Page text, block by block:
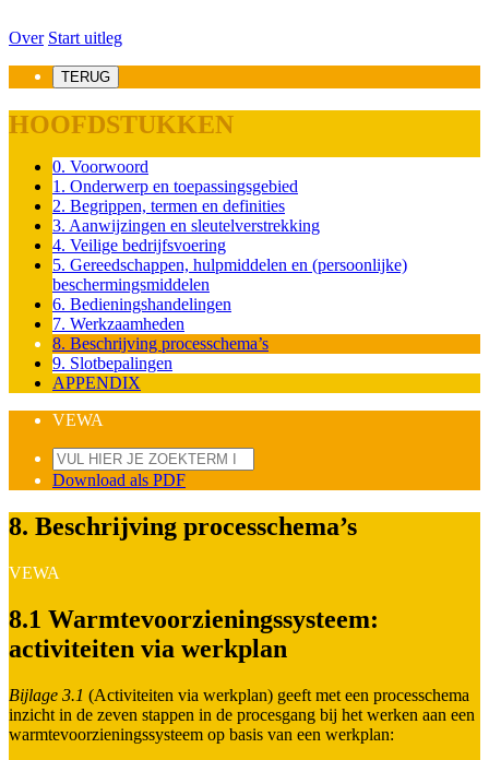
Over Start uitleg
TERUG
HOOFDSTUKKEN
0. Voorwoord
1. Onderwerp en toepassingsgebied
2. Begrippen, termen en definities
3. Aanwijzingen en sleutelverstrekking
4. Veilige bedrijfsvoering
5. Gereedschappen, hulpmiddelen en (persoonlijke)
beschermingsmiddelen
6. Bedieningshandelingen
7. Werkzaamheden
8. Beschrijving processchema’s
9. Slotbepalingen
APPENDIX
VEWA
Download als PDF
8. Beschrijving processchema’s
VEWA
8.1 Warmtevoorzieningssysteem:
activiteiten via werkplan
Bijlage 3.1 (Activiteiten via werkplan) geeft met een processchema
inzicht in de zeven stappen in de procesgang bij het werken aan een
warmtevoorzieningssysteem op basis van een werkplan: